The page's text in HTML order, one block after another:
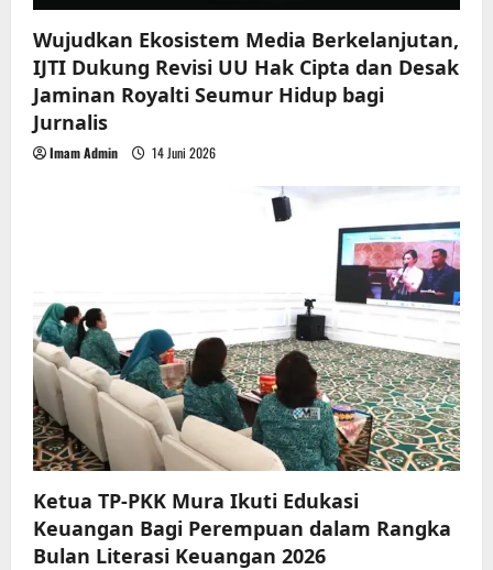
Wujudkan Ekosistem Media Berkelanjutan,
IJTI Dukung Revisi UU Hak Cipta dan Desak
Jaminan Royalti Seumur Hidup bagi
Jurnalis
Imam Admin 14 Juni 2026
Ketua TP-PKK Mura Ikuti Edukasi
Keuangan Bagi Perempuan dalam Rangka
Bulan Literasi Keuangan 2026